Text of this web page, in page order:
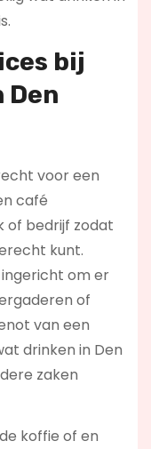
bij
Den
voor een
café
of bedrijf zodat
kunt.
om er
of
van een
drinken in Den
zaken
koffie of en